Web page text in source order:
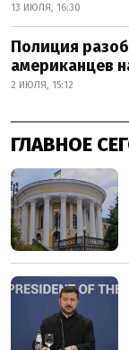
13 ИЮЛЯ, 16:30
Полиция
американцев
2 ИЮЛЯ, 15:12
ГЛАВНОЕ